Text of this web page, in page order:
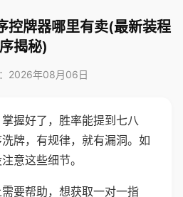
控牌器哪里有卖(最新装程
序揭秘)
2026年08月06日
握好了，胜率能提到七八
牌，有规律，就有漏洞。如
意这些细节。
要帮助，想获取一对一指